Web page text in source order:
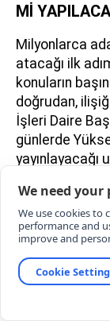
Mİ
Milyonlarca
atacağı ilk
konuların
doğrudan,
İşleri Daire
günlerde
(e-Devlet
alması, kesin
talep etmesi
etmesi büyük